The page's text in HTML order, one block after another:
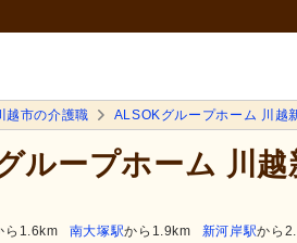
越市の介護職 ALSOKグループホーム 川越
ループホーム 川越
ら1.6km 南大塚駅から1.9km 新河岸駅から